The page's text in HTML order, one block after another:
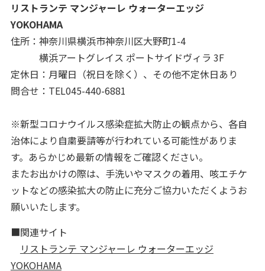
リストランテ マンジャーレ ウォーターエッジ
YOKOHAMA
住所：神奈川県横浜市神奈川区大野町1-4
横浜アートグレイス ポートサイドヴィラ 3F
定休日：月曜日（祝日を除く）、その他不定休日あり
問合せ：TEL045-440-6881
※新型コロナウイルス感染症拡大防止の観点から、各自
治体により自粛要請等が行われている可能性がありま
す。あらかじめ最新の情報をご確認ください。
またお出かけの際は、手洗いやマスクの着用、咳エチケ
ットなどの感染拡大の防止に充分ご協力いただくようお
願いいたします。
■関連サイト
リストランテ マンジャーレ ウォーターエッジ
YOKOHAMA